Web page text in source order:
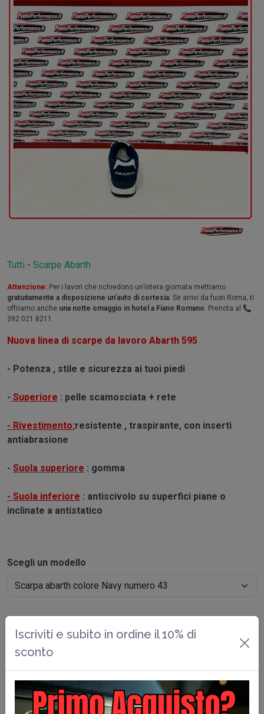
Tutti - Scarpe Abarth
Attenzione: Per i lavori che richiedono un’intera giornata mettiamo
gratuitamente a disposizione un’auto di cortesia. Se arrivi da fuori Roma, ti
offriamo anche una notte omaggio in hotel a Fiano Romano. Prenota al 📞
392 021 8211
Nuova linea di scarpe da lavoro Abarth 595
- Potenza , stile e sicurezza ai tuoi piedi
- Superiore : pelle scamosciata + rete
- Rivestimento:resistente , traspirante, con inserti
antiabrasione
- Suola superiore : gomma
- Suola inferiore : antiscivolo su superfici piane o
inclinate a antistatico
Scegli un modello
Attenzioneper acquistare devi essere
registrato. Fallo qui>>
Iscriviti e subito in ordine il 10% di
sconto